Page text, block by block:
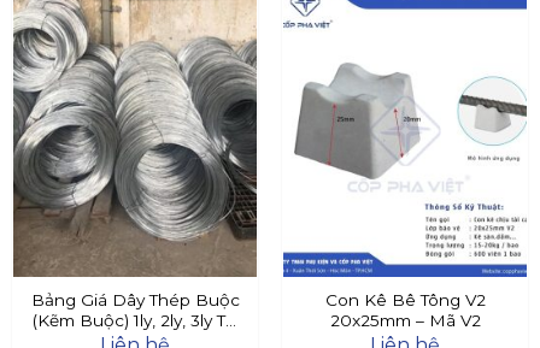
Bảng Giá Dây Thép Buộc
(Kẽm Buộc) 1ly, 2ly, 3ly Tại
Đây
Con Kê Bê Tông V2
20x25mm – Mã V2